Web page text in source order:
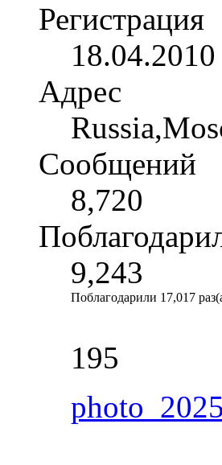
Регистрация
18.04.2010
Адрес
Сообщений
8,720
9,243
Поблагодарили 17,017
195